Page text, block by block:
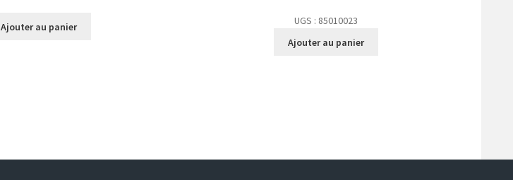
Ajouter au panier
UGS : 85010023
Ajouter au panier